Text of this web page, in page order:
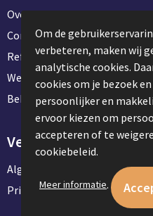
Over ons
Contact en klantenservice
Referentie projecten
Werken & stage bij AtmR Gifts
Bekijk kantoorbenodigdheden
Veilig winkelen
Algemene voorwaarden
Privacyverklaring
Om de
verbeteren, maken wij
analytische cookies.
cookies om je bezoek
persoonlijker en
ervoor kiezen om
accepteren of te
cookiebeleid.
Meer informatie.